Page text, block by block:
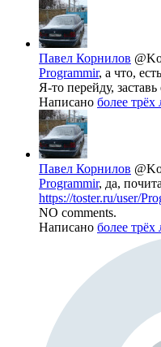
Павел Корнилов
Programmir, а что,
Я-то перейду,
Написано более трёх
Павел Корнилов
Programmir, да,
https://toster.ru/user/
NO comments.
Написано более трёх